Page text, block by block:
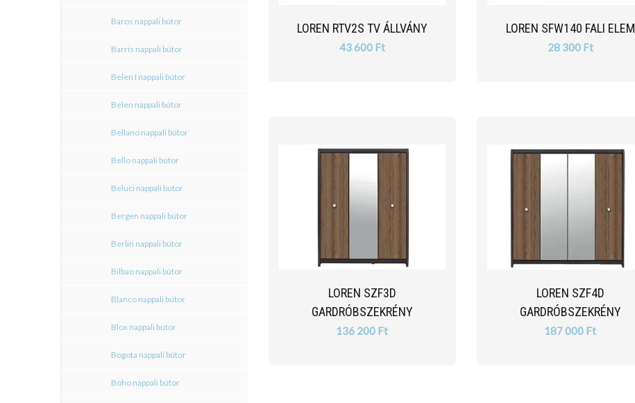
Baros nappali bútor
Barris nappali bútor
Belen I nappali bútor
Belen nappali bútor
Bellano nappali bútor
Bello nappali bútor
Beluci nappali bútor
Bergen nappali bútor
Berlin nappali bútor
Bilbao nappali bútor
Blanco nappali bútor
Blox nappali bútor
Bogota nappali bútor
Boho nappali bútor
LOREN RTV2S TV ÁLLVÁNY
43 600 Ft
LOREN SFW140 FALI ELEM
28 300 Ft
LOREN SZF3D
GARDRÓBSZEKRÉNY
136 200 Ft
LOREN SZF4D
GARDRÓBSZEKRÉNY
187 000 Ft